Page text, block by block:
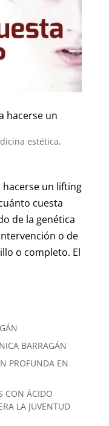
hacerse un
estética,
hacerse un lifting
cuesta
de la genética
o de
o completo. El
BARRAGÁN
PROFUNDA EN
CON ÁCIDO
LA JUVENTUD